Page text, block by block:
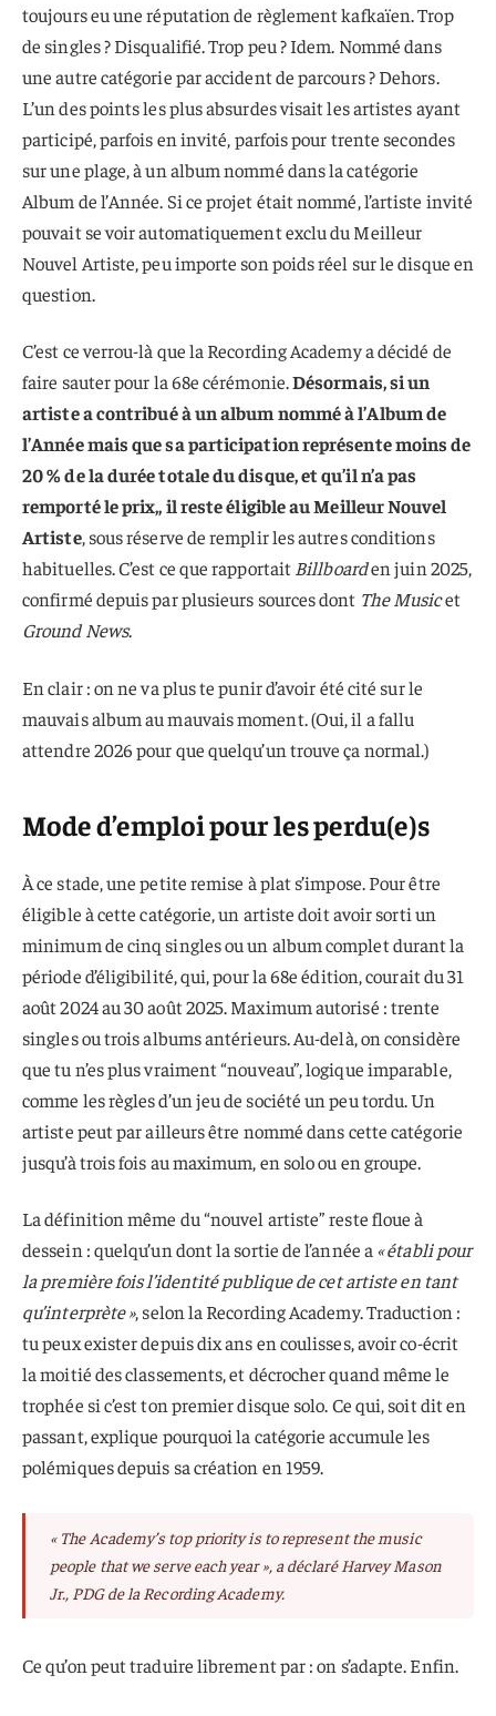
toujours eu une réputation de règlement kafkaïen. Trop
de singles ? Disqualifié. Trop peu ? Idem. Nommé dans
une autre catégorie par accident de parcours ? Dehors.
L’un des points les plus absurdes visait les artistes ayant
participé, parfois en invité, parfois pour trente secondes
sur une plage, à un album nommé dans la catégorie
Album de l’Année. Si ce projet était nommé, l’artiste invité
pouvait se voir automatiquement exclu du Meilleur
Nouvel Artiste, peu importe son poids réel sur le disque en
question.
C’est ce verrou-là que la Recording Academy a décidé de
faire sauter pour la 68e cérémonie.Désormais, si un
artiste a contribué à un album nommé à l’Album de
l’Année mais que sa participation représente moins de
20 % de la durée totale du disque, et qu’il n’a pas
remporté le prix,, il reste éligible au Meilleur Nouvel
Artiste, sous réserve de remplir les autres conditions
habituelles. C’est ce que rapportait Billboarden juin 2025,
confirmé depuis par plusieurs sources dont The Musicet
Ground News.
En clair : on ne va plus te punir d’avoir été cité sur le
mauvais album au mauvais moment. (Oui, il a fallu
attendre 2026 pour que quelqu’un trouve ça normal.)
Mode d’emploi pour les perdu(e)s
À ce stade, une petite remise à plat s’impose. Pour être
éligible à cette catégorie, un artiste doit avoir sorti un
minimum de cinq singles ou un album complet durant la
période d’éligibilité, qui, pour la 68e édition, courait du 31
août 2024 au 30 août 2025. Maximum autorisé : trente
singles ou trois albums antérieurs. Au-delà, on considère
que tu n’es plus vraiment “nouveau”, logique imparable,
comme les règles d’un jeu de société un peu tordu. Un
artiste peut par ailleurs être nommé dans cette catégorie
jusqu’à trois fois au maximum, en solo ou en groupe.
La définition même du “nouvel artiste” reste floue à
dessein : quelqu’un dont la sortie de l’année a « établi pour
la première fois l’identité publique de cet artiste en tant
qu’interprète », selon la Recording Academy. Traduction :
tu peux exister depuis dix ans en coulisses, avoir co-écrit
la moitié des classements, et décrocher quand même le
trophée si c’est ton premier disque solo. Ce qui, soit dit en
passant, explique pourquoi la catégorie accumule les
polémiques depuis sa création en 1959.
« The Academy’s top priority is to represent the music
people that we serve each year », a déclaré Harvey Mason
Jr., PDG de la Recording Academy.
Ce qu’on peut traduire librement par : on s’adapte. Enfin.